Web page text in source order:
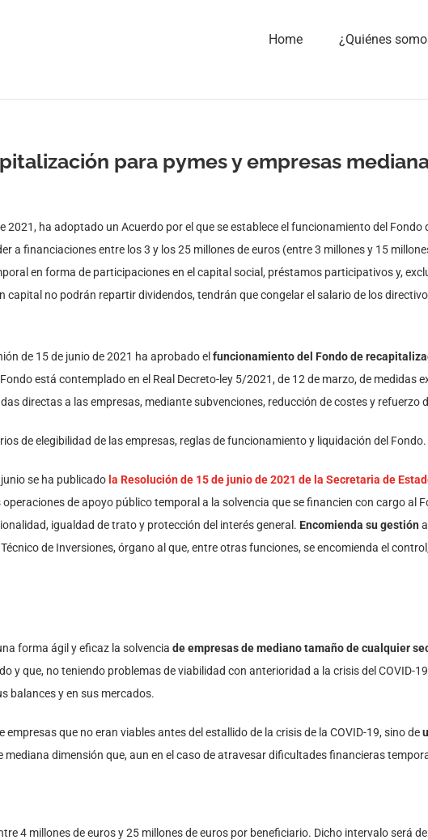
Home ¿Quiénes
para pymes y empresas
2021, ha adoptado un Acuerdo por el que se establece el funcionamiento del
a financiaciones entre los 3 y los 25 millones de euros (entre 3 millones y 15
en forma de participaciones en el capital social, préstamos participativos y,
capital no podrán repartir dividendos, tendrán que congelar el salario de los
de 15 de junio de 2021 ha aprobado el funcionamiento del Fondo de
está contemplado en el Real Decreto-ley 5/2021, de 12 de marzo, de medidas
directas a las empresas, mediante subvenciones, reducción de costes y refuerzo
de elegibilidad de las empresas, reglas de funcionamiento y liquidación del Fondo.
se ha publicado la Resolución de 15 de junio de 2021 de la Secretaria de
de apoyo público temporal a la solvencia que se financien con cargo al
igualdad de trato y protección del interés general. Encomienda su gestión
de Inversiones, órgano al que, entre otras funciones, se encomienda el
forma ágil y eficaz la solvencia de empresas de mediano tamañode cualquier
y que, no teniendo problemas de viabilidad con anterioridad a la crisis del COVID-
balances y en sus mercados.
que no eran viables antes del estallido de la crisis de la COVID-19, sino de
mediana dimensión que, aun en el caso de atravesar dificultades financieras
4 millones de euros y 25 millones de euros por beneficiario. Dicho intervalo será